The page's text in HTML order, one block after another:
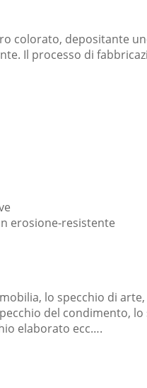
colorato, depositante
Il processo di
erosione-resistente
lo specchio di
del condimento,
elaborato ecc….